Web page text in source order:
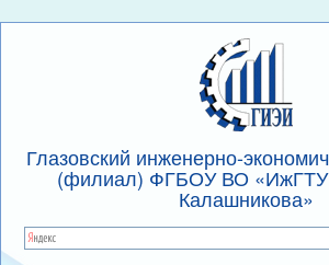
Глазовский инженерно-
(филиал) ФГБОУ ВО
Калашникова»